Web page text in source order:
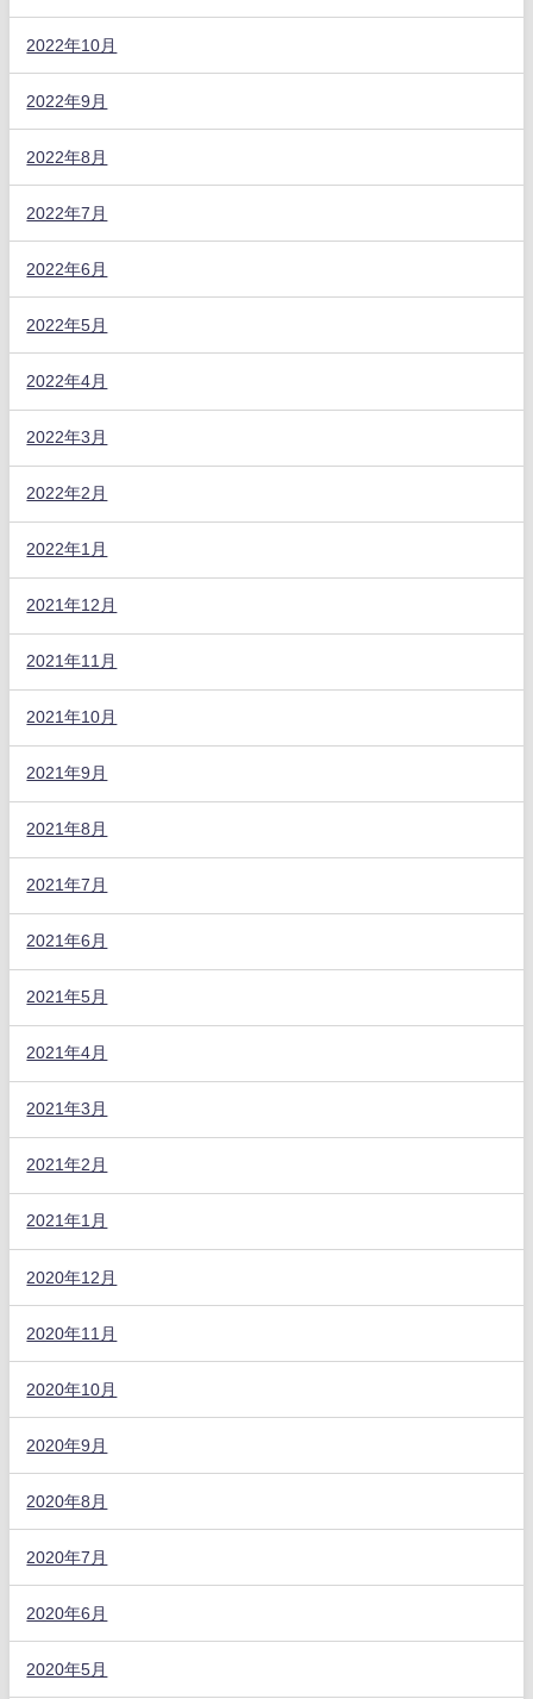
2022年10月
2022年9月
2022年8月
2022年7月
2022年6月
2022年5月
2022年4月
2022年3月
2022年2月
2022年1月
2021年12月
2021年11月
2021年10月
2021年9月
2021年8月
2021年7月
2021年6月
2021年5月
2021年4月
2021年3月
2021年2月
2021年1月
2020年12月
2020年11月
2020年10月
2020年9月
2020年8月
2020年7月
2020年6月
2020年5月